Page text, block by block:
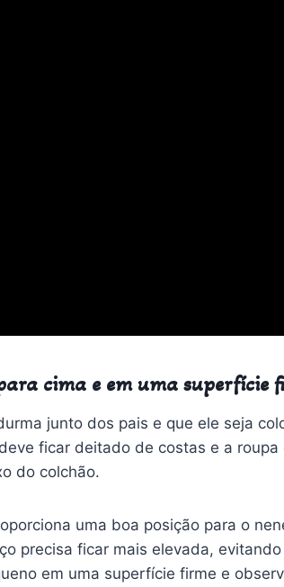
cima e em uma superfície
junto dos pais e que ele seja
ficar deitado de costas e a
do colchão.
uma boa posição para o
precisa ficar mais elevada,
em uma superfície firme e